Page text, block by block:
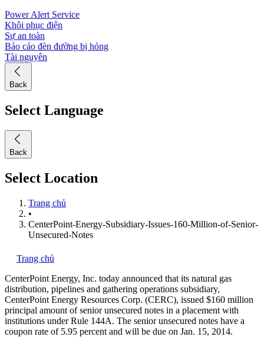
Power Alert Service
Khôi phục điện
Sự an toàn
Báo cáo đèn đường bị hỏng
Tài nguyên
Back
Select Language
Back
Select Location
Trang chủ
•
CenterPoint-Energy-Subsidiary-Issues-160-Million-of-Senior-
Unsecured-Notes
Trang chủ
CenterPoint Energy, Inc. today announced that its natural gas
distribution, pipelines and gathering operations subsidiary,
CenterPoint Energy Resources Corp. (CERC), issued $160 million
principal amount of senior unsecured notes in a placement with
institutions under Rule 144A. The senior unsecured notes have a
coupon rate of 5.95 percent and will be due on Jan. 15, 2014.